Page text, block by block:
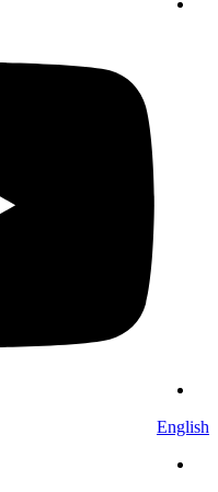
English